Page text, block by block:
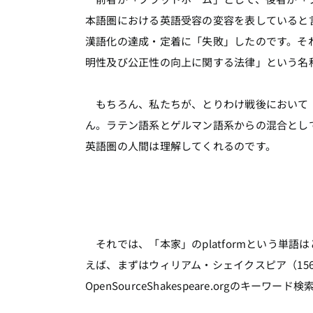
本語圏における英語受容の変容を表している
漢語化の達成・定着に「失敗」したのです。
明性及び公正性の向上に関する法律」という
もちろん、私たちが、とりわけ戦後におい
ん。ラテン語系とゲルマン語系からの混合と
英語圏の人間は理解してくれるのです。
それでは、「本家」のplatformという単語は
えば、まずはウィリアム・シェイクスピア（
OpenSourceShakespeare.orgのキーワード検